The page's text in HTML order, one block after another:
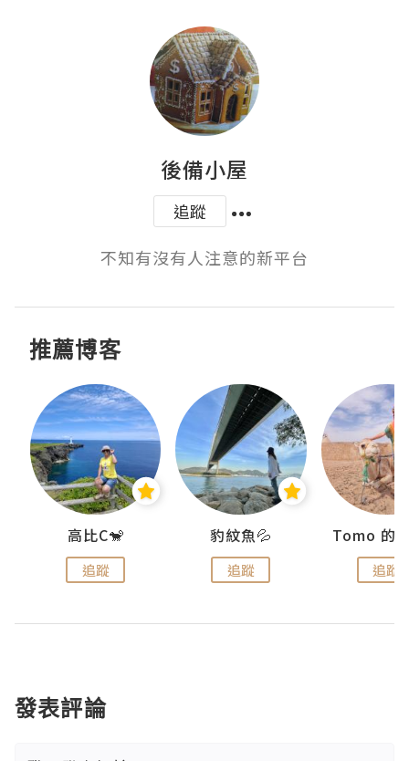
後備小屋
追蹤
不知有沒有人注意的新平台
推薦博客
高比C🐒
追蹤
豹紋魚💦
追蹤 追蹤
發表評論